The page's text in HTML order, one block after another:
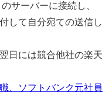
サーバーに接続し、
して自分宛ての送信し
日には競合他社の楽天
、ソフトバンク元社員